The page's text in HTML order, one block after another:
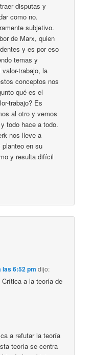
disputas y
como no.
subjetivo.
de Marx, quien
y es por eso
temas y
trabajo, la
conceptos nos
qué es el
trabajo? Es
al otro y vemos
todo hace a todo.
nos lleve a
en su
y resulta difícil
las 6:52 pm dijo:
a la teoría de
a refutar la teoría
teoría se centra